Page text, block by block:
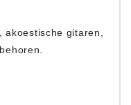
gitaren,